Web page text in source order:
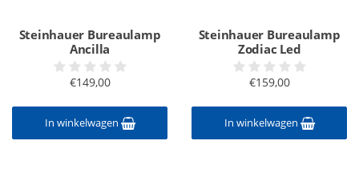
Steinhauer Bureaulamp
Ancilla
€149,00
In winkelwagen
Steinhauer Bureaulamp
Zodiac Led
€159,00
In winkelwagen